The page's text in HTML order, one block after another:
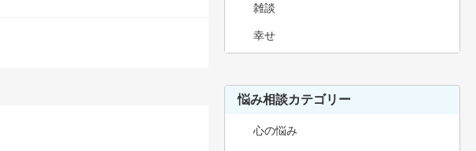
雑談
幸せ
悩み相談カテゴリー
心の悩み